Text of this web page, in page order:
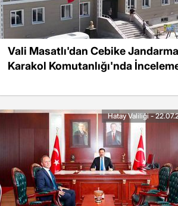
Vali Masatlı'dan Cebike Jandarma
Karakol Komutanlığı'nda
Hatay Valiliği -